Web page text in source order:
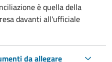
è quella della
davanti all'ufficiale
da allegare